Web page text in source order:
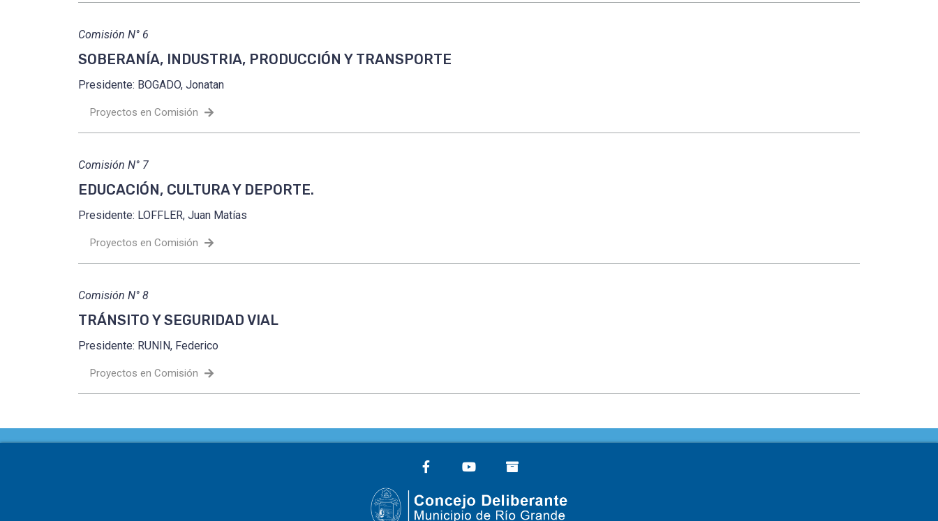
Comisión N° 6
SOBERANÍA, INDUSTRIA, PRODUCCIÓN Y TRANSPORTE
Presidente: BOGADO, Jonatan
Proyectos en Comisión
Comisión N° 7
EDUCACIÓN, CULTURA Y DEPORTE.
Presidente: LOFFLER, Juan Matías
Proyectos en Comisión
Comisión N° 8
TRÁNSITO Y SEGURIDAD VIAL
Presidente: RUNIN, Federico
Proyectos en Comisión